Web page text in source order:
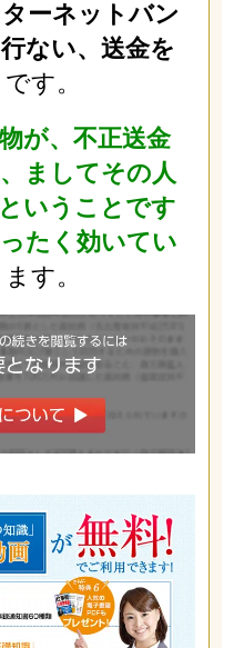
ーネットバン
ない、送金を
す。
が、不正送金
ましてその人
いうことです
たく効いてい
す。